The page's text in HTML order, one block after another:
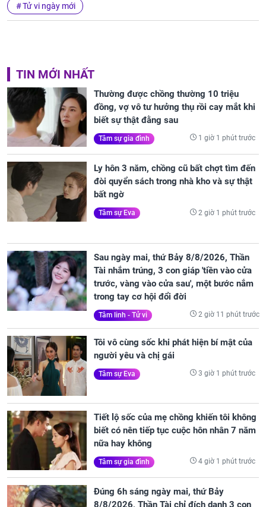
Tử vi ngày mới
TIN MỚI NHẤT
Thường được chồng thường 10 triệu
đồng, vợ vô tư hưởng thụ rồi cay mắt khi
biết sự thật đằng sau
Tâm sự gia đình 1 giờ 1 phút trước
Ly hôn 3 năm, chồng cũ bất chợt tìm đến
đòi quyển sách trong nhà kho và sự thật
bất ngờ
Tâm sự Eva 2 giờ 1 phút trước
Sau ngày mai, thứ Bảy 8/8/2026, Thần
Tài nhắm trúng, 3 con giáp 'tiền vào cửa
trước, vàng vào cửa sau', một bước nắm
trong tay cơ hội đổi đời
Tâm linh - Tử vi 2 giờ 11 phút trước
Tôi vô cùng sốc khi phát hiện bí mật của
người yêu và chị gái
Tâm sự Eva 3 giờ 1 phút trước
Tiết lộ sốc của mẹ chồng khiến tôi không
biết có nên tiếp tục cuộc hôn nhân 7 năm
nữa hay không
Tâm sự gia đình 4 giờ 1 phút trước
Đúng 6h sáng ngày mai, thứ Bảy
8/8/2026, Thần Tài chỉ đích danh 3 con